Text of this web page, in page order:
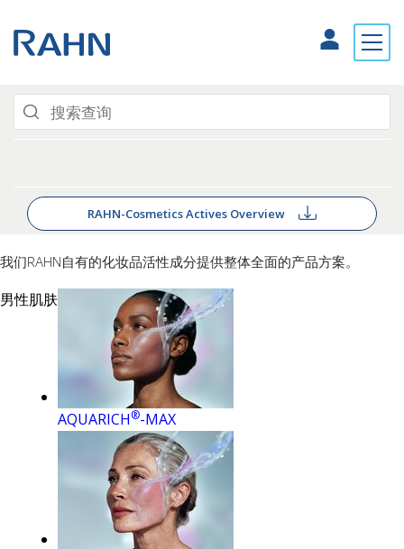
RAHN-Cosmetics Actives Overview
我们RAHN自有的化妆品活性成分提供整体全面的产品方案。
男性肌肤
AQUARICH®-MAX